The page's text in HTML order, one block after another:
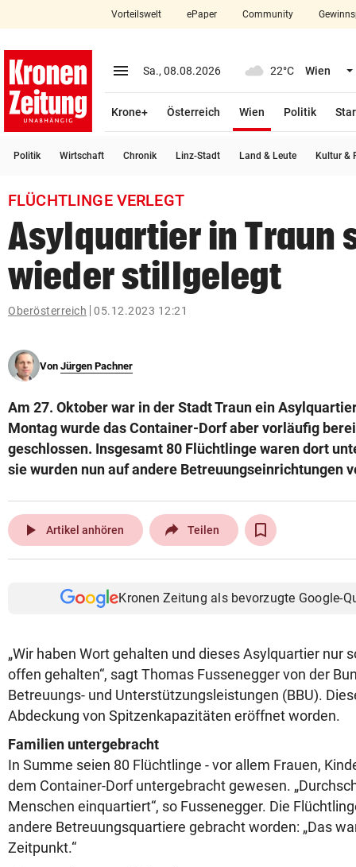
closeSchließen
account_circle Anmelden
arrow_right
search
Suchbegriff
eingeben
© Krone Multimedia GmbH & Co KG 2026
Vorteilswelt ePaper Community
menu Menü aufklappen
Sa., 08.08.2026 22°C Wien
Krone+ Österreich Wien
Politik
Politik Wirtschaft Chronik Linz-Stadt Land & Leute Kultur &
FLÜCHTLINGE VERLEGT
Asylquartier in Traun
wieder stillgelegt
Oberösterreich 05.12.2023 12:21
Von Jürgen Pachner
Am 27. Oktober war in der Stadt Traun ein
Montag wurde das Container-Dorf aber vorläufig
geschlossen. Insgesamt 80 Flüchtlinge waren dort
sie wurden nun auf andere Betreuungseinrichtungen
play_arrow Artikel anhören Teilen
Kronen Zeitung als bevorzugte Google-
„Wir haben Wort gehalten und dieses Asylquartier nur
offen gehalten“, sagt Thomas Fussenegger von der
Betreuungs- und Unterstützungsleistungen (BBU).
Abdeckung von Spitzenkapazitäten eröffnet worden.
Familien untergebracht
In Summe seien 80 Flüchtlinge - vor allem Frauen,
dem Container-Dorf untergebracht gewesen.
Menschen einquartiert“, so Fussenegger. Die
andere Betreuungsquartiere gebracht worden: „Das
Zeitpunkt.“